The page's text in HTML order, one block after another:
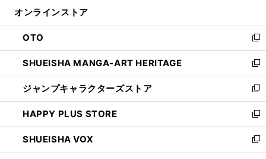
ウ
で
開
く
ン
ド
ウ
で
開
く
オンラインストア
OTO
新
し
い
ウ
ィ
ン
ド
ウ
で
開
SHUEISHA MANGA-ART HERITAGE
新
し
い
ウ
ィ
ン
ド
ウ
ジャンプキャラクターズストア
新
し
い
ウ
ィ
ン
HAPPY PLUS STORE
新
し
い
ウ
SHUEISHA VOX
新
し